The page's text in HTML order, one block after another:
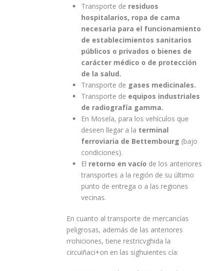
Transporte de residuos
hospitalarios, ropa de cama
necesaria para el funcionamiento
de establecimientos sanitarios
públicos o privados o bienes de
carácter médico o de protección
de la salud.
Transporte de gases medicinales.
Transporte de equipos industriales
de radiografía gamma.
En Mosela, para los vehículos que
deseen llegar a la terminal
ferroviaria de Bettembourg (bajo
condiciones).
El retorno en vacío de los anteriores
transportes a la región de su último
punto de entrega o a las regiones
vecinas.
En cuanto al transporte de mercancías
peligrosas, además de las anteriores
rrohiciones, tiene restricvghida la
circuiñaci+on en las sighuientes cía: